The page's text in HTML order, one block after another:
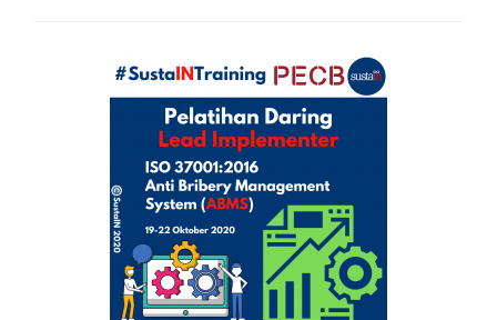
ISO
37001:2016
2021